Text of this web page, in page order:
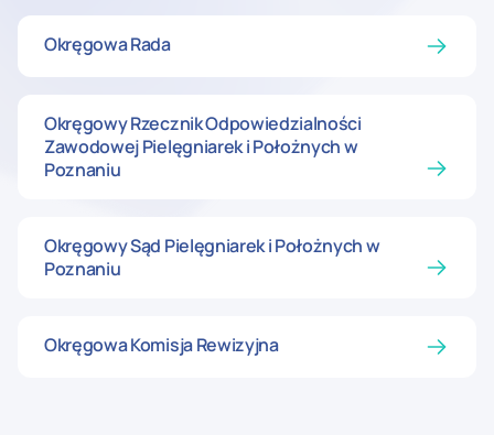
Okręgowa Rada
Okręgowy Rzecznik Odpowiedzialności
Zawodowej Pielęgniarek i Położnych w
Poznaniu
Okręgowy Sąd Pielęgniarek i Położnych w
Poznaniu
Okręgowa Komisja Rewizyjna